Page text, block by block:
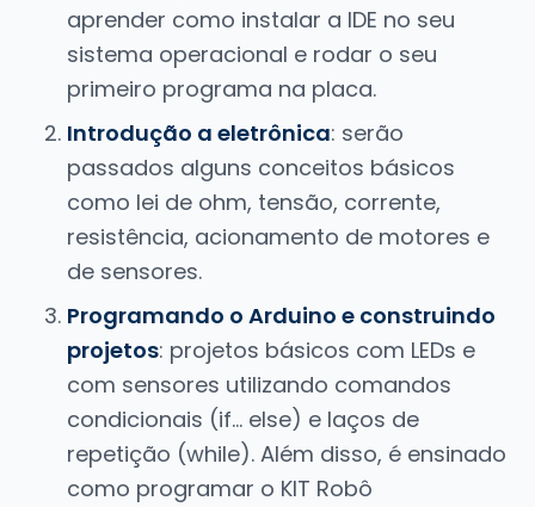
aprender como instalar a IDE no seu
sistema operacional e rodar o seu
primeiro programa na placa.
Introdução a eletrônica: serão
passados alguns conceitos básicos
como lei de ohm, tensão, corrente,
resistência, acionamento de motores e
de sensores.
Programando o Arduino e construindo
projetos: projetos básicos com LEDs e
com sensores utilizando comandos
condicionais (if… else) e laços de
repetição (while). Além disso, é ensinado
como programar o KIT Robô